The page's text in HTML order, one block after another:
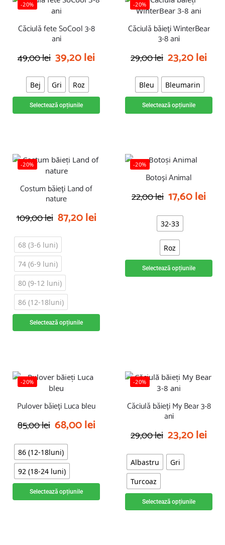
-20%
Căciulă fete SoCool 3-8
ani
49,00lei 39,20lei
Bej Gri Roz
Selectează opțiunile
-20%
Căciulă băieți WinterBear
3-8 ani
29,00lei 23,20lei
Bleu Bleumarin
Selectează opțiunile
-20%
Costum băieți Land of
nature
109,00lei 87,20lei
68 (3-6 luni)
74 (6-9 luni)
80 (9-12 luni)
86 (12-18luni)
Selectează opțiunile
-20%
Botoși Animal
22,00lei 17,60lei
32-33
Roz
Selectează opțiunile
-20%
Pulover băieți Luca bleu
85,00lei 68,00lei
86 (12-18luni)
92 (18-24 luni)
Selectează opțiunile
-20%
Căciulă băieți My Bear 3-8
ani
29,00lei 23,20lei
Albastru
Gri
Turcoaz
Selectează opțiunile